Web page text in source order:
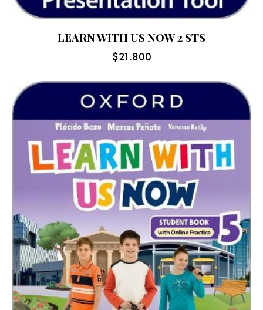
LEARN WITH US NOW 2 STS
$21.800